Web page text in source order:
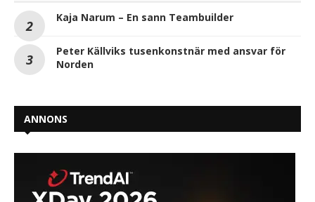
Kaja Narum – En sann Teambuilder
Peter Källviks tusenkonstnär med ansvar för
Norden
ANNONS